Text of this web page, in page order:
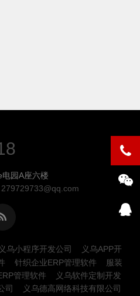
园A座六楼
279729733@qq.com
义乌小程序开发公司
义乌APP开
针织企业ERP管理软件
服装
管理软件
义乌软件定制开发
司 义乌德高网络科技有限公司